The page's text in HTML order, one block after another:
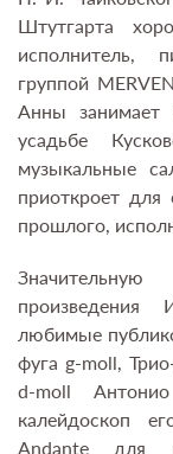
Штутгарта
исполнитель,
группой
Анны занимает
усадьбе
музыкальные
приоткроет для
прошлого,
произведения
любимые
фуга g-moll,
d-moll
калейдоскоп
Andante для